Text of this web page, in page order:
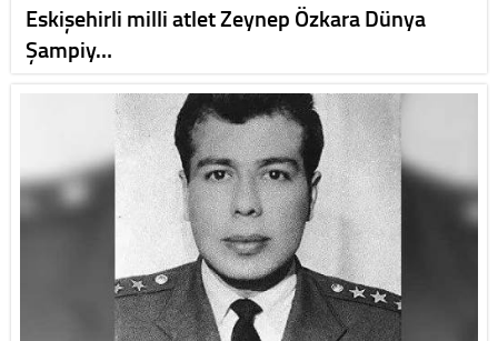
Eskişehirli milli atlet Zeynep Özkara Dünya
Şampiy…